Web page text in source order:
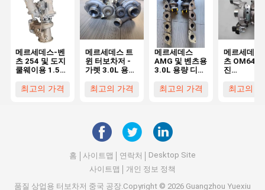
메르세데스-벤
츠 254 및 도지
쿨웨이용 1.5T
료 터보 충전기
최고의 가격
메르세데스 트
윈 터보차저 -
가렛 3.0L 용량
A1570900280/827056-
01/LP250619101
최고의 가격
메르세데스
AMG 및 벤츠용
3.0L 용량 디젤
터보차저
최고의 가격
메르세데스
츠 OM642
진
용 3.0L 용
최고의
홈 사이트맵 연락처
Desktop Site
사이트맵
개인 정보 정책
품질 상업용 터보차저 중국 공장.Copyright © 2026 Guangzhou Yuexiu